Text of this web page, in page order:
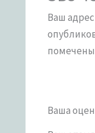
Ваш
помечены
Ваша